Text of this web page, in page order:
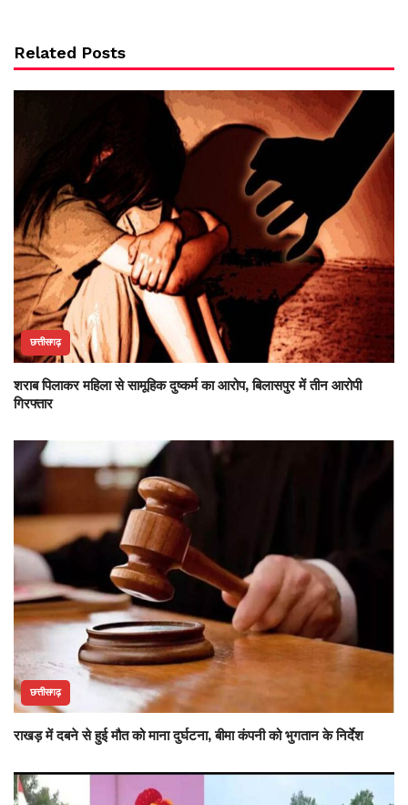
Related Posts
छत्तीसगढ़
शराब पिलाकर महिला से सामूहिक दुष्कर्म का आरोप, बिलासपुर में तीन आरोपी
गिरफ्तार
छत्तीसगढ़
राखड़ में दबने से हुई मौत को माना दुर्घटना, बीमा कंपनी को भुगतान के निर्देश